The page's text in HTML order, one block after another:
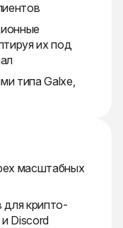
их под
типа Galxe,
масштабных
для крипто-
Discord